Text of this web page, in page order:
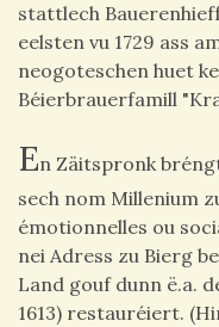
stattlech
eelsten vu 1729 ass
neogoteschen huet
Béierbrauerfamill
En Zäitspronk
sech nom Millenium
émotionnelles ou
nei Adress zu Bierg
Land gouf dunn ë.a.
1613) restauréiert.